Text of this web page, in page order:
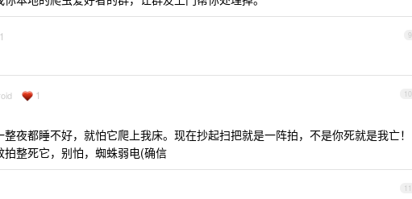
9
1
10
1
夜都睡不好，就怕它爬上我床。现在抄起扫把就是一阵拍，不是你死就是我亡！
整死它，别怕，蜘蛛弱电(确信
11